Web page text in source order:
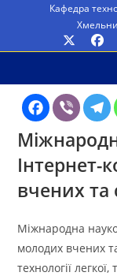
вмісту
Кафедра
Інтернет-
вчених та
Міжнародна
молодих вчених
технології